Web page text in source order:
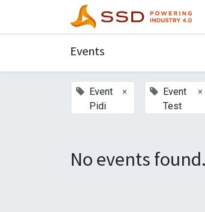
Events
Event
Pidi
×
Event
Test
×
No events found.